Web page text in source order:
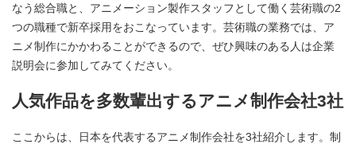
なう総合職と、アニメーション製作スタッフとして働く芸術職の2
つの職種で新卒採用をおこなっています。芸術職の業務では、ア
ニメ制作にかかわることができるので、ぜひ興味のある人は企業
説明会に参加してみてください。
人気作品を多数輩出するアニメ制作会社3社
ここからは、日本を代表するアニメ制作会社を3社紹介します。制